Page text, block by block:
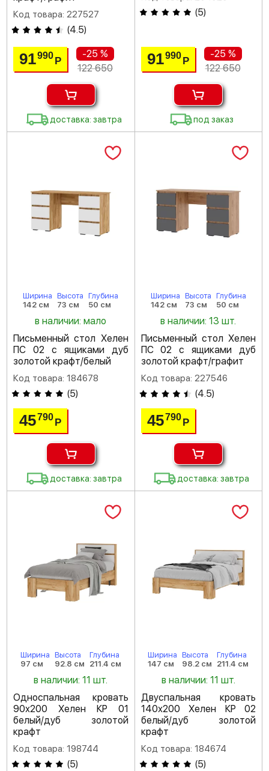
Код товара: 227527
(4.5)
91990Р
-25 %
122 650
доставка: завтра
(5)
91990 Р
-25 %
122 650
под заказ
Ширина
142 см
Высота
73 см
Глубина
50 см
в наличии: мало
Письменный стол Хелен
ПС 02 с ящиками дуб
золотой крафт/белый
Код товара: 184678
(5)
45790Р
доставка: завтра
Ширина
142 см
Высота
73 см
Глубина
50 см
в наличии: 13 шт.
Письменный стол Хелен
ПС 02 с ящиками дуб
золотой крафт/графит
Код товара: 227546
(4.5)
45790 Р
доставка: завтра
Ширина
97 см
Высота
92.8 см
Глубина
211.4 см
в наличии: 11 шт.
Односпальная кровать
90х200 Хелен КР 01
белый/дуб золотой
крафт
Код товара: 198744
(5)
Ширина
147 см
Высота
98.2 см
Глубина
211.4 см
в наличии: 11 шт.
Двуспальная кровать
140х200 Хелен КР 02
белый/дуб золотой
крафт
Код товара: 184674
(5)